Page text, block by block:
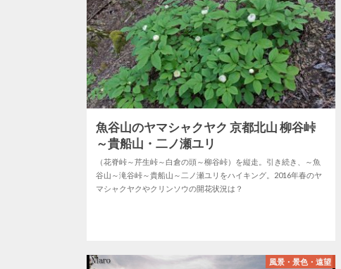
魚谷山のヤマシャクヤク 京都北山 柳谷峠
～貴船山・二ノ瀬ユリ
（花脊峠～芹生峠～白倉の頭～柳谷峠）を縦走。引き続き、～魚
谷山～滝谷峠～貴船山～二ノ瀬ユリをハイキング。2016年春のヤ
マシャクヤクやクリンソウの開花状況は？
風景・景色・遠望